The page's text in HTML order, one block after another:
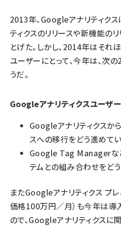
2013年、Googleアナリティクス
ティクスのリリースや新機能の
とげた。しかし、2014年はそれ
ユーザーにとって、今年は、次
うだ。
Googleアナリティクスユーザ
Googleアナリティクスか
スへの移行をどう進めて
Google Tag Managerな
テムとの組み合わせをど
またGoogleアナリティクス プレ
価格100万円／月）も今年は導
ので、Googleアナリティクス